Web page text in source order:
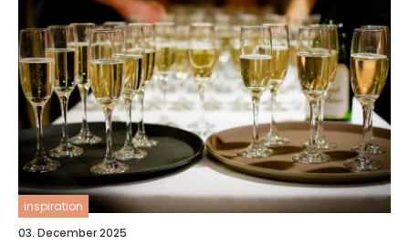
inspiration
03. December 2025